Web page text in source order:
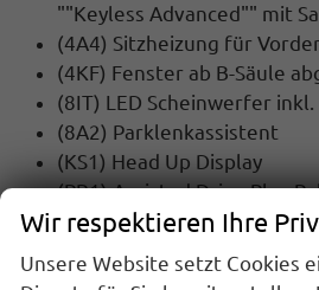
""Keyless Advanced"" mit
(4A4) Sitzheizung für
(4KF) Fenster ab B-Säule
(8IT) LED Scheinwerfer
(8A2) Parklenkassistent
(KS1) Head Up Display
(PR1) Assisted Drive Plus
(3FU)
(9VS) Soundsystem
(9M9) Standheizung mit
Wir respektieren Ihre
Unsere Website setzt Cookies